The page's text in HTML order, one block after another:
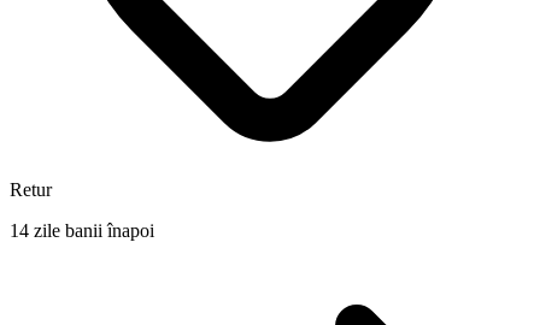
Retur
14 zile banii înapoi